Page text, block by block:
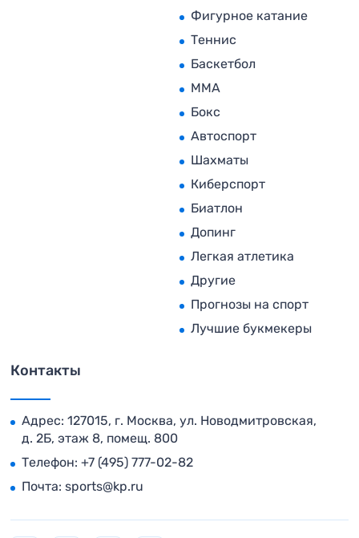
Фигурное катание
Теннис
Баскетбол
MMA
Бокс
Автоспорт
Шахматы
Киберспорт
Биатлон
Допинг
Легкая атлетика
Другие
Прогнозы на спорт
Лучшие букмекеры
Контакты
Адрес: 127015, г. Москва, ул. Новодмитровская,
д. 2Б, этаж 8, помещ. 800
Телефон: +7 (495) 777-02-82
Почта: sports@kp.ru